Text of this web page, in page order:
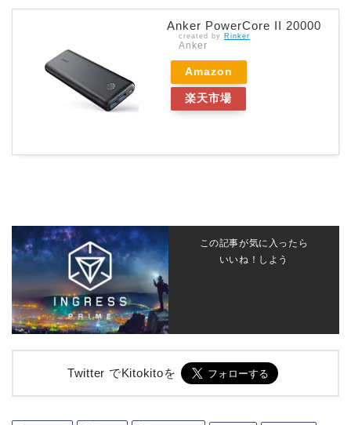
Anker PowerCore II 20000
created by Rinker
Anker
Amazon
楽天市場
この記事が気に入ったら
いいね！しよう
Twitter でKitokitoを